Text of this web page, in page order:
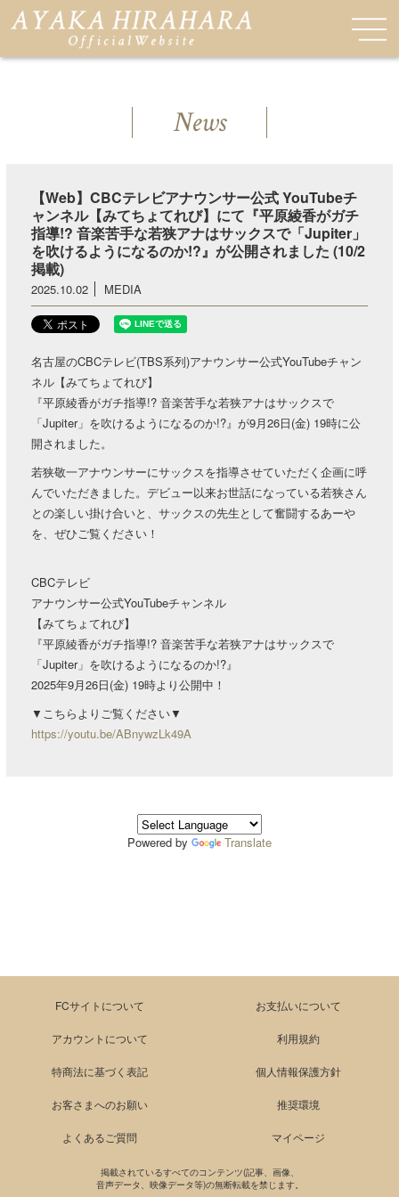
News
【Web】CBCテレビアナウンサー公式 YouTubeチ
ャンネル【みてちょてれび】にて『平原綾香がガチ
指導!? 音楽苦手な若狭アナはサックスで「Jupiter」
を吹けるようになるのか!?』が公開されました (10/2
掲載)
2025.10.02 MEDIA
名古屋のCBCテレビ(TBS系列)アナウンサー公式YouTubeチャン
ネル【みてちょてれび】
『平原綾香がガチ指導!? 音楽苦手な若狭アナはサックスで
「Jupiter」を吹けるようになるのか!?』が9月26日(金) 19時に公
開されました。
若狭敬一アナウンサーにサックスを指導させていただく企画に呼
んでいただきました。デビュー以来お世話になっている若狭さん
との楽しい掛け合いと、サックスの先生として奮闘するあーや
を、ぜひご覧ください！
CBCテレビ
アナウンサー公式YouTubeチャンネル
【みてちょてれび】
『平原綾香がガチ指導!? 音楽苦手な若狭アナはサックスで
「Jupiter」を吹けるようになるのか!?』
2025年9月26日(金) 19時より公開中！
▼こちらよりご覧ください▼
https://youtu.be/ABnywzLk49A​
Powered by Translate
FCサイトについて お支払いについて
アカウントについて 利用規約
特商法に基づく表記 個人情報保護方針
お客さまへのお願い 推奨環境
よくあるご質問 マイページ
掲載されているすべてのコンテンツ(記事、画像、
音声データ、映像データ等)の無断転載を禁じます。